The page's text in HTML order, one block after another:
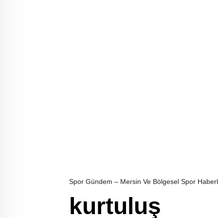
Spor Gündem – Mersin Ve Bölgesel Spor
kurtuluş